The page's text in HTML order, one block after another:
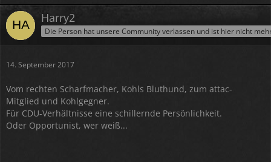
Harry2
Die Person hat unsere Community verlassen und ist hier nicht
14. September 2017
Vom rechten Scharfmacher, Kohls Bluthund, zum attac-
Mitglied und Kohlgegner.
Für CDU-Verhältnisse eine schillernde Persönlichkeit.
Oder Opportunist, wer weiß...